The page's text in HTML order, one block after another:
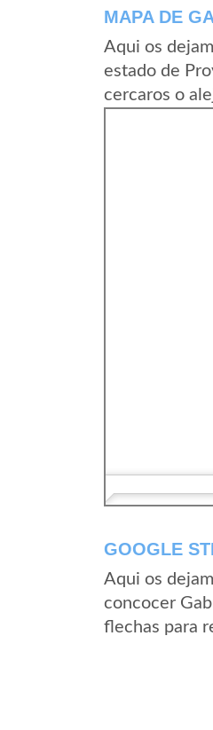
MAPA DE
Aqui os
estado de
cercaros o
GOOGLE
Aqui os
concocer
flechas para